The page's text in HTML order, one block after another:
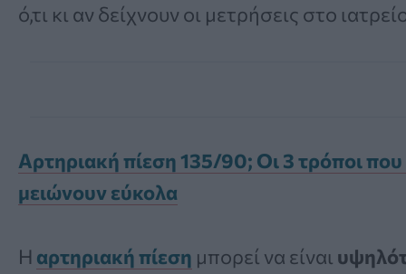
ό,τι κι αν δείχνουν οι μετρήσεις στο
Αρτηριακή πίεση 135/90; Οι 3 τρόποι που
μειώνουν εύκολα
Η αρτηριακή πίεση μπορεί να είναι